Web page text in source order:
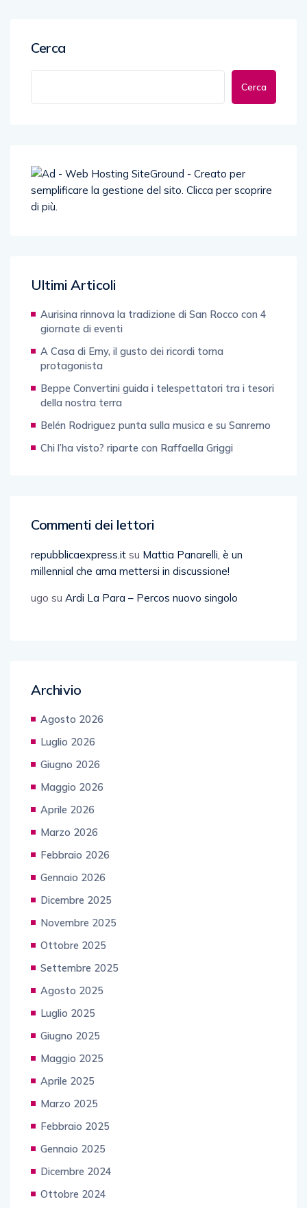
Cerca
Cerca
Ultimi Articoli
Aurisina rinnova la tradizione di San Rocco con 4
giornate di eventi
A Casa di Emy, il gusto dei ricordi torna
protagonista
Beppe Convertini guida i telespettatori tra i tesori
della nostra terra
Belén Rodriguez punta sulla musica e su Sanremo
Chi l’ha visto? riparte con Raffaella Griggi
Commenti dei lettori
repubblicaexpress.it su Mattia Panarelli, è un
millennial che ama mettersi in discussione!
ugo su Ardi La Para – Percos nuovo singolo
Archivio
Agosto 2026
Luglio 2026
Giugno 2026
Maggio 2026
Aprile 2026
Marzo 2026
Febbraio 2026
Gennaio 2026
Dicembre 2025
Novembre 2025
Ottobre 2025
Settembre 2025
Agosto 2025
Luglio 2025
Giugno 2025
Maggio 2025
Aprile 2025
Marzo 2025
Febbraio 2025
Gennaio 2025
Dicembre 2024
Ottobre 2024